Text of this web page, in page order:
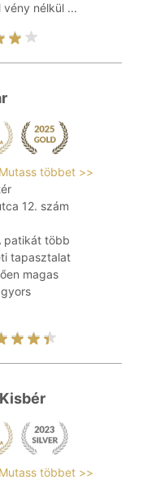
nélkül ...
Mutass többet >>
12. szám
patikát több
tapasztalat
magas
Mutass többet >>